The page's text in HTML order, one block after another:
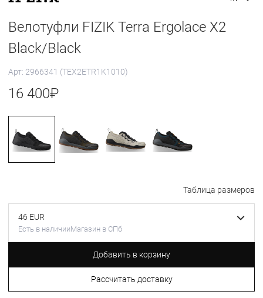
Велотуфли FIZIK Terra Ergolace X2
Black/Black
Арт: 2966341 (TEX2ETR1K1010)
16 400₽
Таблица размеров
46 EUR
Есть в наличииМагазин в СПб
Добавить в корзину
Рассчитать доставку